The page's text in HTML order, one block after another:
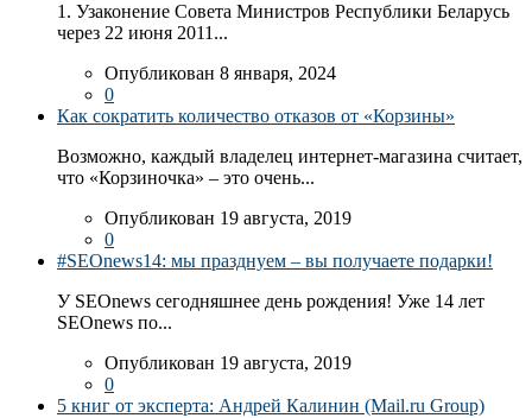
1. Узаконение Совета Министров Республики Беларусь
через 22 июня 2011...
Опубликован 8 января, 2024
0
Как сократить количество отказов от «Корзины»
Возможно, каждый владелец интернет-магазина считает,
что «Корзиночка» – это очень...
Опубликован 19 августа, 2019
0
#SEOnews14: мы празднуем – вы получаете подарки!
У SEOnews сегодняшнее день рождения! Уже 14 лет
SEOnews по...
Опубликован 19 августа, 2019
0
5 книг от эксперта: Андрей Калинин (Mail.ru Group)